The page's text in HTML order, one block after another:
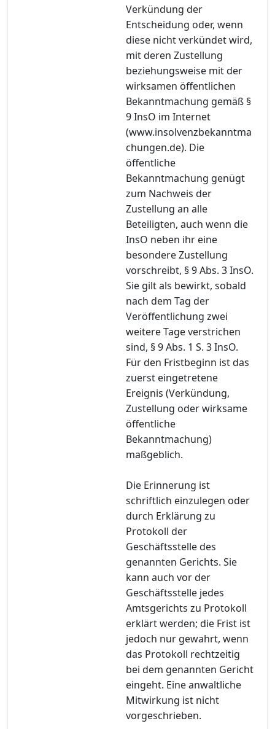
Verkündung der
Entscheidung oder, wenn
diese nicht verkündet wird,
mit deren Zustellung
beziehungsweise mit der
wirksamen öffentlichen
Bekanntmachung gemäß §
9 InsO im Internet
(www.insolvenzbekanntma
chungen.de). Die
öffentliche
Bekanntmachung genügt
zum Nachweis der
Zustellung an alle
Beteiligten, auch wenn die
InsO neben ihr eine
besondere Zustellung
vorschreibt, § 9 Abs. 3 InsO.
Sie gilt als bewirkt, sobald
nach dem Tag der
Veröffentlichung zwei
weitere Tage verstrichen
sind, § 9 Abs. 1 S. 3 InsO.
Für den Fristbeginn ist das
zuerst eingetretene
Ereignis (Verkündung,
Zustellung oder wirksame
öffentliche
Bekanntmachung)
maßgeblich.
Die Erinnerung ist
schriftlich einzulegen oder
durch Erklärung zu
Protokoll der
Geschäftsstelle des
genannten Gerichts. Sie
kann auch vor der
Geschäftsstelle jedes
Amtsgerichts zu Protokoll
erklärt werden; die Frist ist
jedoch nur gewahrt, wenn
das Protokoll rechtzeitig
bei dem genannten Gericht
eingeht. Eine anwaltliche
Mitwirkung ist nicht
vorgeschrieben.